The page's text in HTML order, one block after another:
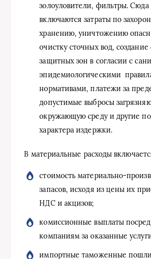
золоуловители, фильтры.
включаются затраты по
хранению, уничтожению
очистку сточных вод,
защитных зон в согласии с
эпидемиологическими
нормативами, платежи за
допустимые выбросы
окружающую среду и другие
характера издержки.
В материальные расходы
стоимость материально-
запасов, исходя из цены их
НДС и акцизов;
комиссионные выплаты
компаниям за оказанные
импортные таможенные